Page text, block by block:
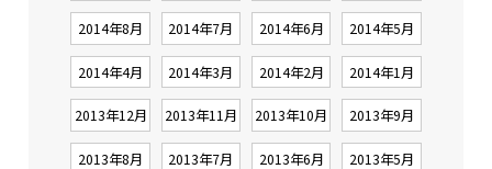
2014年8月 2014年7月 2014年6月 2014年5月
2014年4月 2014年3月 2014年2月 2014年1月
2013年12月 2013年11月 2013年10月 2013年9月
2013年8月 2013年7月 2013年6月 2013年5月